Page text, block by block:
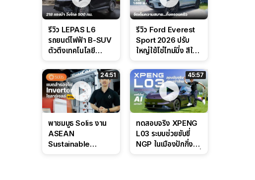
รีวิว LEPAS L6
รถยนต์ไฟฟ้า B-SUV
ตัวตึงเทคโนโลยี
ล่างหนึบ ลุ้นราคา 7
แสนต้น
รีวิว Ford Everest
Sport 2026 ปรับ
ใหญ่ใช้โซ่ไทม์มิ่ง สีใหม่
ดุดันสไตล์ครอบครัว
สายลุย
24:51
พาชมบูธ Solis งาน
ASEAN
Sustainable
45:57
ทดสอบจริง XPENG
L03 ระบบช่วยขับขี่
NGP ในเมืองปักกิ่ง